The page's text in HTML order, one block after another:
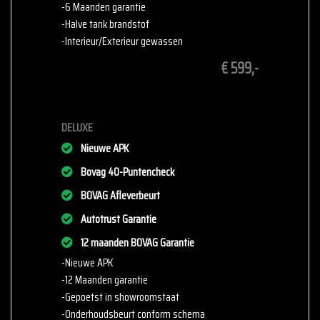
past! Wij helpen u graag verder.
www.cvb-auto.nl
Cornet & VanBuuren – Uw betrouwbare partner voor de perfecte
Op zoek naar een betrouwbare, scherp geprijsde auto? Bij
Cornet&VanBuurenin Zeewolde vindt u een breed aanbod van
topkwaliteit voertuigen.
Onze voordelen voor u
Scherpe prijzen
marktconforme en eerlijke prijzen.
Afleverpakket mogelijk: Laat uw nieuwe auto compleet
-6 Maanden garantie
-Halve tank brandstof
-Interieur/Exterieur gewassen
€ 599,-
DELUXE
Nieuwe APK
Bovag 40-Puntencheck
BOVAG Afleverbeurt
Autotrust Garantie
12 maanden BOVAG Garantie
-Nieuwe APK
-12 Maanden garantie
-Gepoetst in showroomstaat
-Onderhoudsbeurt conform schema